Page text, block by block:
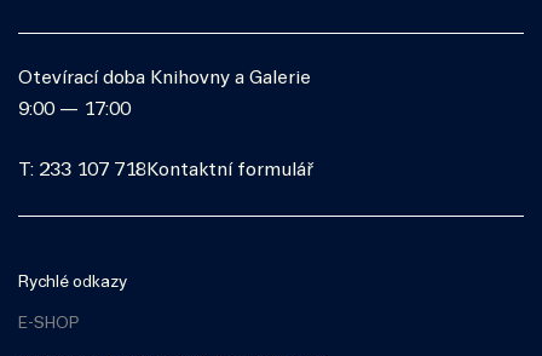
Otevírací doba Knihovny a Galerie
9:00 — 17:00
T: 233 107 718 Kontaktní formulář
Rychlé odkazy
E-SHOP